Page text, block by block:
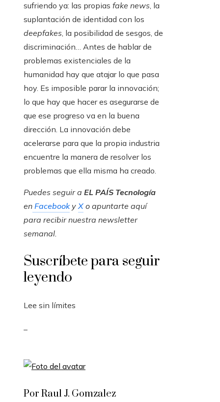
sufriendo ya: las propias fake news, la
suplantación de identidad con los
deepfakes, la posibilidad de sesgos, de
discriminación… Antes de hablar de
problemas existenciales de la
humanidad hay que atajar lo que pasa
hoy. Es imposible parar la innovación;
lo que hay que hacer es asegurarse de
que ese progreso va en la buena
dirección. La innovación debe
acelerarse para que la propia industria
encuentre la manera de resolver los
problemas que ella misma ha creado.
Puedes seguir a EL PAÍS Tecnología
en FacebookyX o apuntarte aquí
para recibir nuestra newsletter
semanal.
Suscríbete para seguir
leyendo
Lee sin límites
Por Raul J. Gomzalez